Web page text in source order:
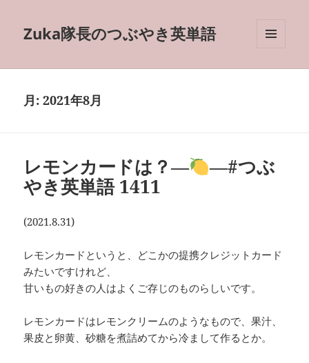
Zuka隊長のつぶやき英単語
ーとウ
月:2021年8月
レモンカードは？―
―#つぶ
やき英単語 1411
(2021.8.31)
レモンカードというと、どこかの提携クレジットカード
みたいですけれど、
甘いもの好きの人はよくご存じのものらしいです。
レモンカードはレモンクリームのようなもので、果汁、
果皮と卵黄、砂糖を煮詰めてから冷まして作るとか。